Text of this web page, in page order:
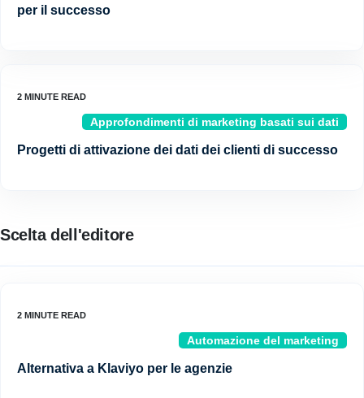
per il successo
Approfondimenti di marketing basati sui dati
Progetti di attivazione dei dati dei clienti di successo
Scelta dell'editore
Automazione del marketing
Alternativa a Klaviyo per le agenzie